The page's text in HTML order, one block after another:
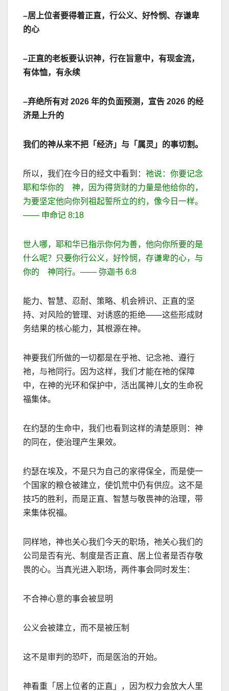
–居上位者要得着正直，行公义、好怜悯、存谦卑
的心
–正直的老板要认识神，行在旨意中，有现金流，
有体恤，有永续
–弃绝所有对 2026 年的负面预测，宣告 2026 的经
济是上升的
我们的神从来不把「经济」与「属灵」的事切割。
所以，我们在今日的经文中看到： 祂说：你要记念
耶和华你的 神，因为得货财的力量是他给你的，
为要坚定他向你列祖起誓所立的约，像今日一样。
—— 申命记 8:18
世人哪，耶和华已指示你何为善，他向你所要的是
什么呢？只要你行公义，好怜悯，存谦卑的心，与
你的 神同行。 —— 弥迦书 6:8
能力、智慧、忍耐、策略、机会辨识、正直的坚
持、对风险的管理、对诱惑的拒绝——这些形成财
务结果的核心能力，其根源在神。
神要我们所做的一切都是在乎祂、记念祂、遵行
祂，与祂同行。因为这样，我们才能在祂的保障
中，在神的光环和保护中，活出属神儿女的生命祝
福集体。
在约瑟的生命中，我们也看到这样的清楚原则：神
的同在，使治理产生果效。
约瑟在埃及，不是只为自己的家得保全，而是使一
个国家的粮仓被建立，使饥荒中仍有供应。这不是
技巧的胜利，而是正直、智慧与敬畏神的治理，带
来集体祝福。
同样地，神也关心我们今天的职场，祂关心我们的
公司是否有光、制度是否正直、居上位者是否存敬
畏的心。当真光进入职场，两件事会同时发生：
不合神心意的事会被显明
公义会被建立，而不是被压制
这不是审判的恐吓，而是医治的开始。
神看重「居上位者的正直」，因为权力会放大人里